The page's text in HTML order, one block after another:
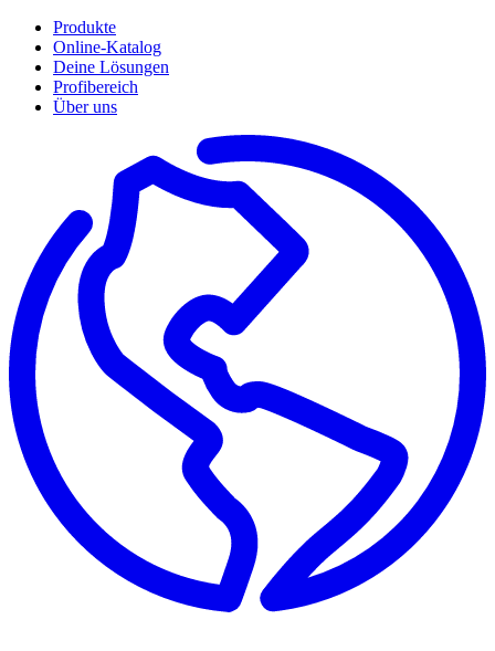
Produkte
Online-Katalog
Deine Lösungen
Profibereich
Über uns